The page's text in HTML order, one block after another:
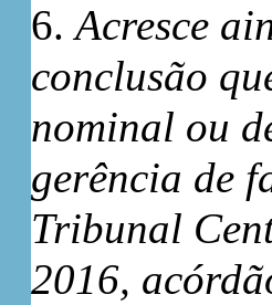
6.Acresce
conclusão
nominal ou
gerência de
Tribunal
2016,